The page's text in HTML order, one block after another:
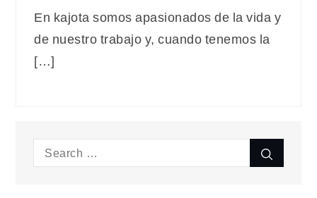
En kajota somos apasionados de la vida y
de nuestro trabajo y, cuando tenemos la
[…]
Search